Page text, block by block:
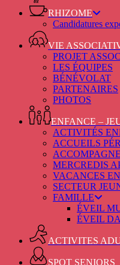
RHIZOME
Candidatures
VIE
PROJET
LES ÉQUIPES
BÉNÉVOLAT
PARTENAIRES
PHOTOS
ENFANCE –
ACTIVITÉS
ACCUEILS
MERCREDIS
VACANCES
SECTEUR
FAMILLE
ÉVEIL
ÉVEIL
ACTIVITES
SPOT SENIORS